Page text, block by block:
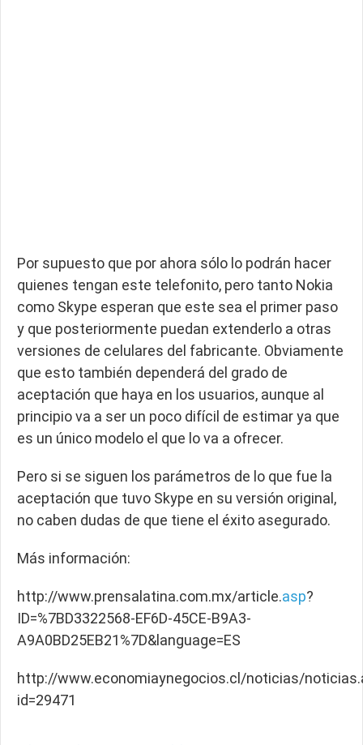
Por supuesto que por ahora sólo lo podrán hacer
quienes tengan este telefonito, pero tanto Nokia
como Skype esperan que este sea el primer paso
y que posteriormente puedan extenderlo a otras
versiones de celulares del fabricante. Obviamente
que esto también dependerá del grado de
aceptación que haya en los usuarios, aunque al
principio va a ser un poco difícil de estimar ya que
es un único modelo el que lo va a ofrecer.
Pero si se siguen los parámetros de lo que fue la
aceptación que tuvo Skype en su versión original,
no caben dudas de que tiene el éxito asegurado.
Más información:
http://www.prensalatina.com.mx/article.asp?
ID=%7BD3322568-EF6D-45CE-B9A3-
A9A0BD25EB21%7D&language=ES
http://www.economiaynegocios.cl/noticias/
id=29471